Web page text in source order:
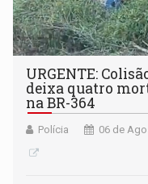
URGENTE:
deixa quatro
na BR-364
Polícia 06 de